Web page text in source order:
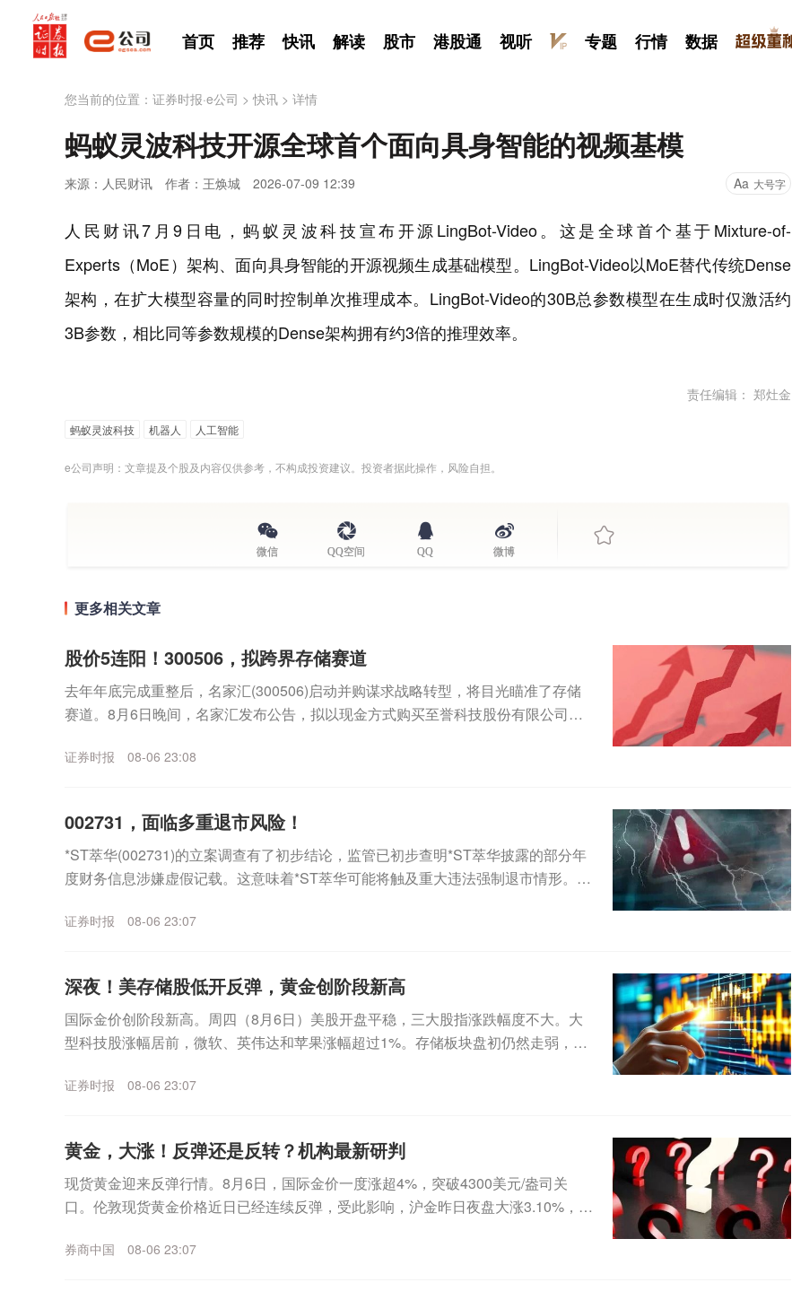
首页 推荐 快讯 解读 股市 港股通 视听 专题 行情 数据
您当前的位置： 证券时报·e公司 >快讯 > 详情
蚂蚁灵波科技开源全球首个面向具身智能的视频基模
来源：人民财讯 作者：王焕城 2026-07-09 12:39 Aa 大号字
人民财讯7月9日电，蚂蚁灵波科技宣布开源LingBot-Video。这是全球首个基于Mixture-of-
Experts（MoE）架构、面向具身智能的开源视频生成基础模型。LingBot-Video以MoE替代传统Dense
架构，在扩大模型容量的同时控制单次推理成本。LingBot-Video的30B总参数模型在生成时仅激活约
3B参数，相比同等参数规模的Dense架构拥有约3倍的推理效率。
责任编辑： 郑灶金
蚂蚁灵波科技 机器人 人工智能
e公司声明：文章提及个股及内容仅供参考，不构成投资建议。投资者据此操作，风险自担。
微信 QQ空间 QQ 微博
更多相关文章
股价5连阳！300506，拟跨界存储赛道
去年年底完成重整后，名家汇(300506)启动并购谋求战略转型，将目光瞄准了存储
赛道。8月6日晚间，名家汇发布公告，拟以现金方式购买至誉科技股份有限公司
证券时报 08-06 23:08
002731，面临多重退市风险！
*ST萃华(002731)的立案调查有了初步结论，监管已初步查明*ST萃华披露的部分年
度财务信息涉嫌虚假记载。这意味着*ST萃华可能将触及重大违法强制退市情形。此
证券时报 08-06 23:07
深夜！美存储股低开反弹，黄金创阶段新高
国际金价创阶段新高。周四（8月6日）美股开盘平稳，三大股指涨跌幅度不大。大
型科技股涨幅居前，微软、英伟达和苹果涨幅超过1%。存储板块盘初仍然走弱，SK
证券时报 08-06 23:07
黄金，大涨！反弹还是反转？机构最新研判
现货黄金迎来反弹行情。8月6日，国际金价一度涨超4%，突破4300美元/盎司关
口。伦敦现货黄金价格近日已经连续反弹，受此影响，沪金昨日夜盘大涨3.10%，今
券商中国 08-06 23:07